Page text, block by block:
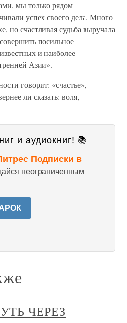
мы только рядом
успех своего дела. Много
но счастливая судьба выручала
посильное
и наиболее
Азии».
говорит: «счастье»,
ли сказать: воля,
и аудиокниг! 📚
Подписки в
неограниченным
ЧЕРЕЗ